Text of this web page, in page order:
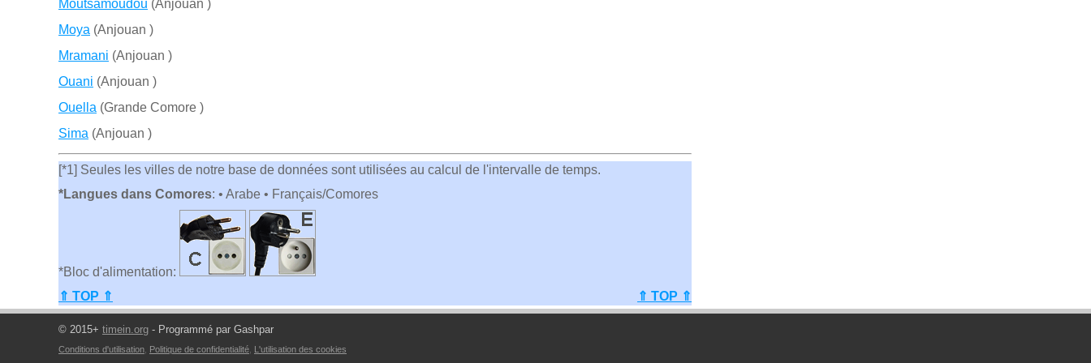
Moutsamoudou (Anjouan )
Moya (Anjouan )
Mramani (Anjouan )
Ouani (Anjouan )
Ouella (Grande Comore )
Sima (Anjouan )
[*1] Seules les villes de notre base de données sont utilisées au calcul de l'intervalle de temps.
*Langues dans Comores: • Arabe • Français/Comores
*Bloc d'alimentation:
⇑ TOP ⇑
⇑ TOP ⇑
© 2015+ timein.org - Programmé par Gashpar
Conditions d'utilisation, Politique de confidentialité, L'utilisation des cookies